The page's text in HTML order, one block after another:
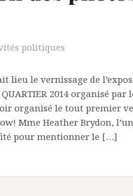
politiques
lieu le vernissage de
QUARTIER 2014 organisé
organisé le tout premier
Mme Heather Brydon,
pour mentionner le […]